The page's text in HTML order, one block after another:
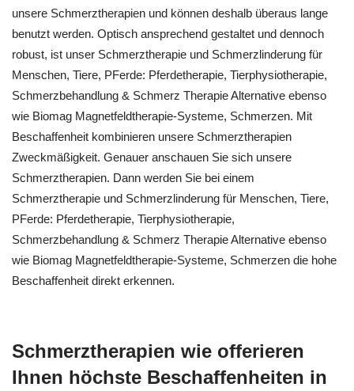
unsere Schmerztherapien und können deshalb überaus lange
benutzt werden. Optisch ansprechend gestaltet und dennoch
robust, ist unser Schmerztherapie und Schmerzlinderung für
Menschen, Tiere, PFerde: Pferdetherapie, Tierphysiotherapie,
Schmerzbehandlung & Schmerz Therapie Alternative ebenso
wie Biomag Magnetfeldtherapie-Systeme, Schmerzen. Mit
Beschaffenheit kombinieren unsere Schmerztherapien
Zweckmäßigkeit. Genauer anschauen Sie sich unsere
Schmerztherapien. Dann werden Sie bei einem
Schmerztherapie und Schmerzlinderung für Menschen, Tiere,
PFerde: Pferdetherapie, Tierphysiotherapie,
Schmerzbehandlung & Schmerz Therapie Alternative ebenso
wie Biomag Magnetfeldtherapie-Systeme, Schmerzen die hohe
Beschaffenheit direkt erkennen.
Schmerztherapien wie offerieren
Ihnen höchste Beschaffenheiten in